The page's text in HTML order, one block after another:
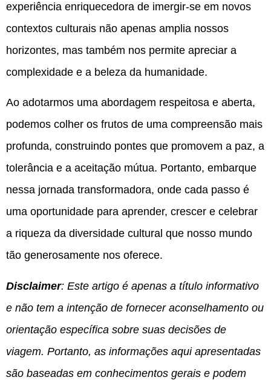
experiência enriquecedora de imergir-se em novos
contextos culturais não apenas amplia nossos
horizontes, mas também nos permite apreciar a
complexidade e a beleza da humanidade.
Ao adotarmos uma abordagem respeitosa e aberta,
podemos colher os frutos de uma compreensão mais
profunda, construindo pontes que promovem a paz, a
tolerância e a aceitação mútua. Portanto, embarque
nessa jornada transformadora, onde cada passo é
uma oportunidade para aprender, crescer e celebrar
a riqueza da diversidade cultural que nosso mundo
tão generosamente nos oferece.
Disclaimer: Este artigo é apenas a título informativo
e não tem a intenção de fornecer aconselhamento ou
orientação específica sobre suas decisões de
viagem. Portanto, as informações aqui apresentadas
são baseadas em conhecimentos gerais e podem